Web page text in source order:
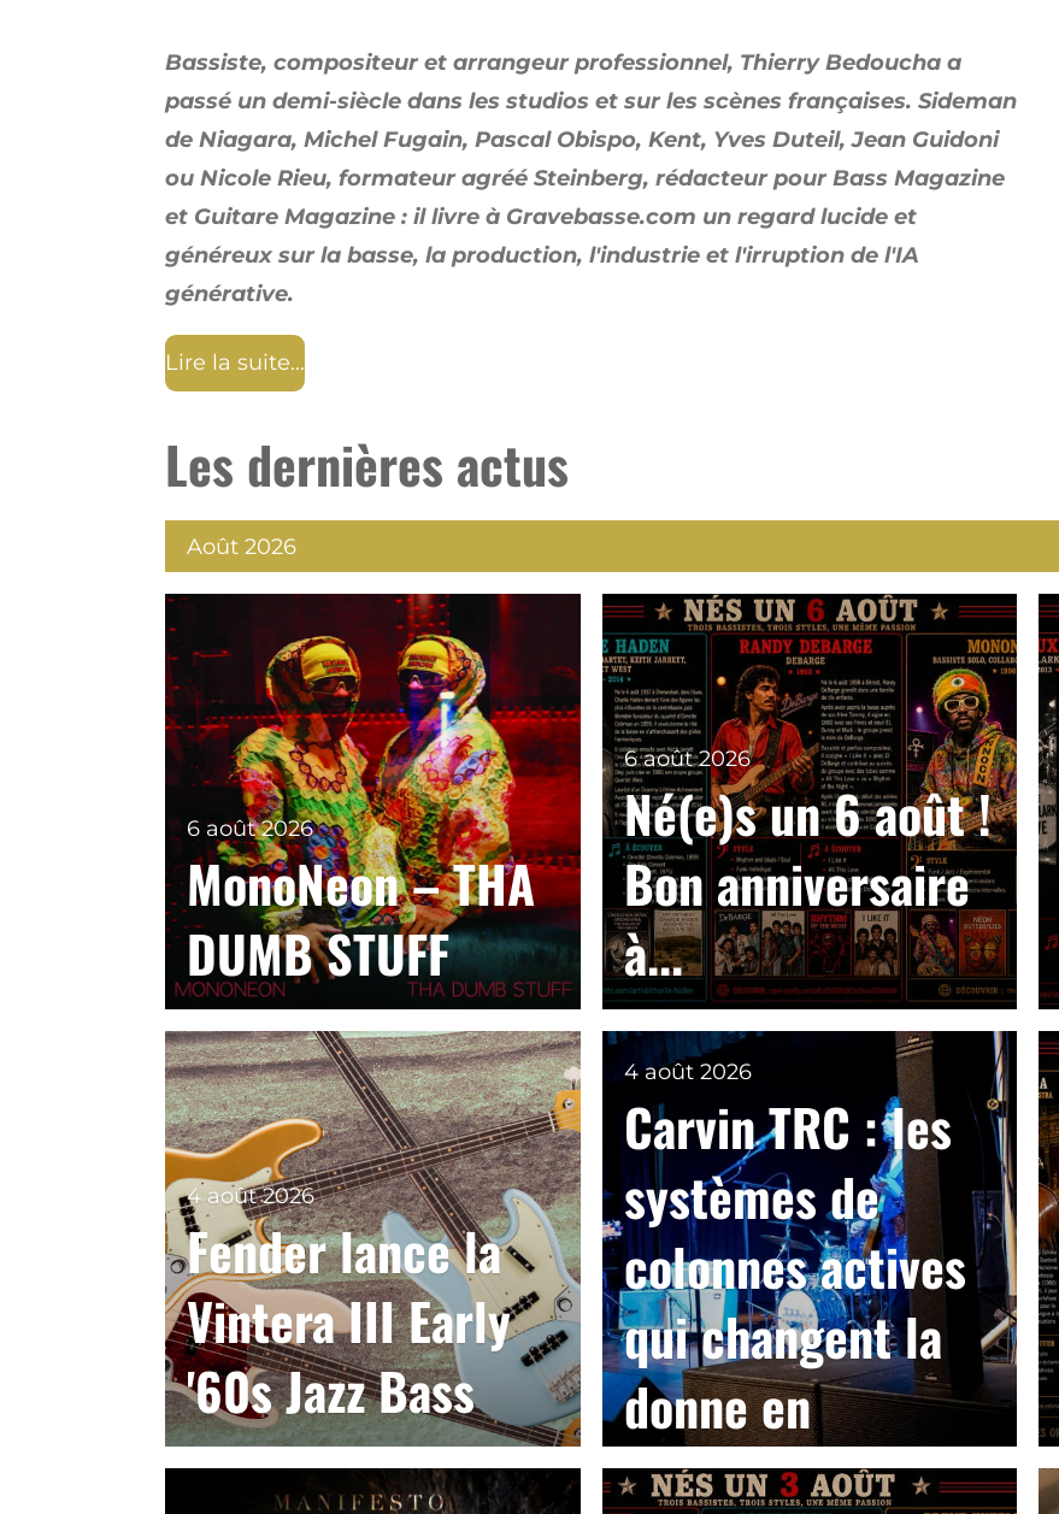
Bassiste, compositeur et arrangeur professionnel, Thierry Bedoucha a
passé un demi-siècle dans les studios et sur les scènes françaises. Sideman
de Niagara, Michel Fugain, Pascal Obispo, Kent, Yves Duteil, Jean Guidoni
ou Nicole Rieu, formateur agréé Steinberg, rédacteur pour Bass Magazine
et Guitare Magazine : il livre à Gravebasse.com un regard lucide et
généreux sur la basse, la production, l'industrie et l'irruption de l'IA
générative.
Lire la suite...
Les dernières actus
Août 2026
MonoNeon – THA
DUMB STUFF
6 août 2026
Né(e)s un 6 août !
Bon anniversaire
à...
6 août 2026
Fender lance la
Vintera III Early
'60s Jazz Bass
4 août 2026
Carvin TRC : les
systèmes de
colonnes actives
qui changent la
donne en
sonorisation live
4 août 2026